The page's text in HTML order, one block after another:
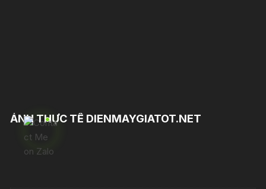
ẢNH THỰC TẾ DIENMAYGIATOT.NET